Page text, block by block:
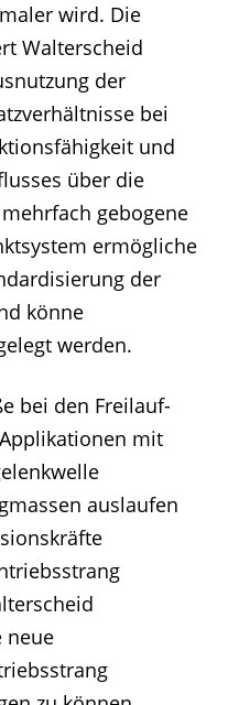
wird. Die
Walterscheid
der
bei
und
über die
gebogene
ermögliche
der
könne
werden.
bei den Freilauf-
mit
auslaufen
neue